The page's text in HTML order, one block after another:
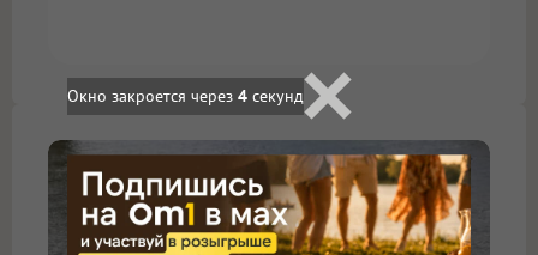
Окно закроется через 3 секунд